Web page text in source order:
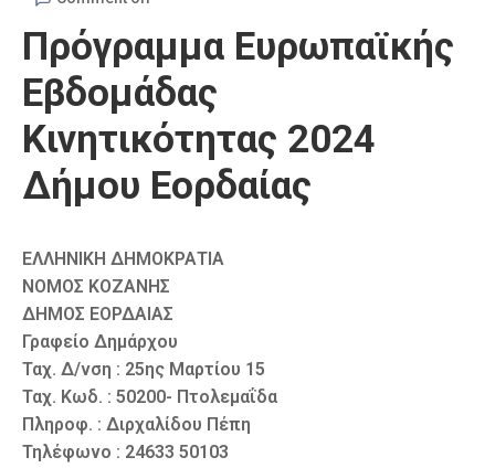
Πρόγραμμα Ευρωπαϊκής
Εβδομάδας
Κινητικότητας 2024
Δήμου Εορδαίας
ΕΛΛΗΝΙΚΗ ΔΗΜΟΚΡΑΤΙΑ
ΝΟΜΟΣ ΚΟΖΑΝΗΣ
ΔΗΜΟΣ ΕΟΡΔΑΙΑΣ
Γραφείο Δημάρχου
Ταχ. Δ/νση : 25ης Μαρτίου 15
Ταχ. Κωδ. : 50200- Πτολεμαΐδα
Πληροφ. : Διρχαλίδου Πέπη
Τηλέφωνο : 24633 50103